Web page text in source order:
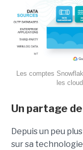
Les comptes
les
Un partage
Depuis un peu
sur sa